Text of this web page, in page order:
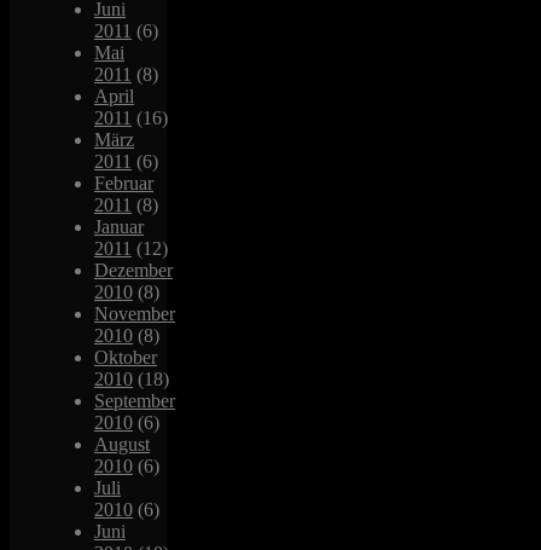
Juni
2011 (6)
Mai
2011 (8)
April
2011 (16)
März
2011 (6)
Februar
2011 (8)
Januar
2011 (12)
Dezember
2010 (8)
November
2010 (8)
Oktober
2010 (18)
September
2010 (6)
August
2010 (6)
Juli
2010 (6)
Juni